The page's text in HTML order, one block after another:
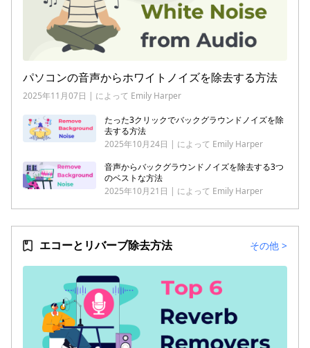
パソコンの音声からホワイトノイズを除去する方法
2025年11月07日 | によって Emily Harper
たった3クリックでバックグラウンドノイズを除
去する方法
2025年10月24日 | によって Emily Harper
音声からバックグラウンドノイズを除去する3つ
のベストな方法
2025年10月21日 | によって Emily Harper
エコーとリバーブ除去方法 その他 >